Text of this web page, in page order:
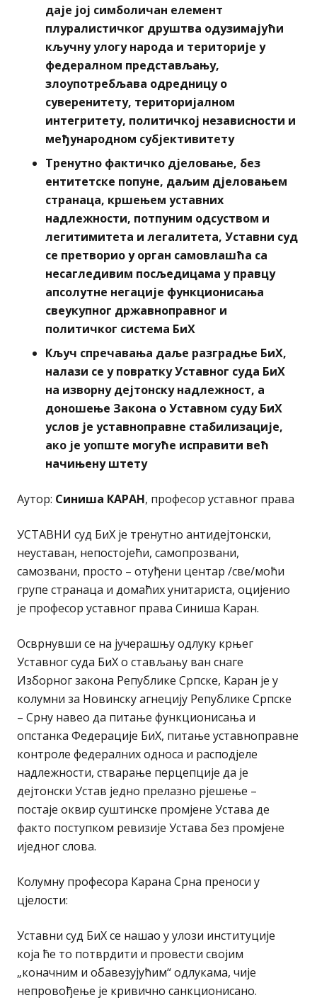
даје јој симболичан елемент
плуралистичког друштва одузимајући
кључну улогу народа и територије у
федералном представљању,
злоупотребљава одредницу о
суверенитету, територијалном
интегритету, политичкој независности и
међународном субјективитету
Тренутно фактичко дјеловање, без
ентитетске попуне, даљим дјеловањем
странаца, кршењем уставних
надлежности, потпуним одсуством и
легитимитета и легалитета, Уставни суд
се претворио у орган самовлашћа са
несагледивим посљедицама у правцу
апсолутне негације функционисања
свеукупног државноправног и
политичког система БиХ
Кључ спречавања даље разградње БиХ,
налази се у повратку Уставног суда БиХ
на изворну дејтонску надлежност, а
доношење Закона о Уставном суду БиХ
услов је уставноправне стабилизације,
ако је уопште могуће исправити већ
начињену штету
Аутор: Синиша КАРАН, професор уставног права
УСТАВНИ суд БиХ је тренутно антидејтонски,
неуставан, непостојећи, самопрозвани,
самозвани, просто – отуђени центар /све/моћи
групе странаца и домаћих унитариста, оцијенио
је професор уставног права Синиша Каран.
Осврнувши се на јучерашњу одлуку крњег
Уставног суда БиХ о стављању ван снаге
Изборног закона Републике Српске, Каран је у
колумни за Новинску агнецију Републике Српске
– Срну навео да питање функционисања и
опстанка Федерације БиХ, питање уставноправне
контроле федералних односа и расподјеле
надлежности, стварање перцепције да је
дејтонски Устав једно прелазно рјешење –
постаје оквир суштинске промјене Устава де
факто поступком ревизије Устава без промјене
иједног слова.
Колумну професора Карана Срна преноси у
цјелости:
Уставни суд БиХ се нашао у улози институције
која ће то потврдити и провести својим
„коначним и обавезујућим“ одлукама, чије
непровођење је кривично санкционисано.